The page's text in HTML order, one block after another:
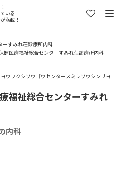
いる
満載！
ーすみれ荘診療所内科
健医療福祉総合センターすみれ荘診療所内科
ウフクシソウゴウセンタースミレソウシンリヨ
福祉総合センターすみれ
内科